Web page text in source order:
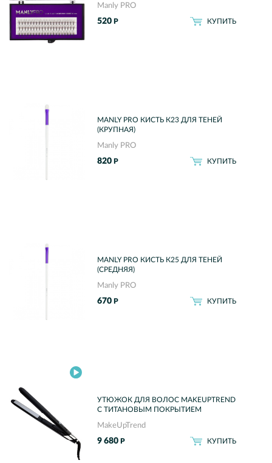
Manly PRO
520Р КУПИТЬ
MANLY PRO КИСТЬ К23 ДЛЯ ТЕНЕЙ
(КРУПНАЯ)
Manly PRO
820Р КУПИТЬ
MANLY PRO КИСТЬ К25 ДЛЯ ТЕНЕЙ
(СРЕДНЯЯ)
Manly PRO
670Р КУПИТЬ
УТЮЖОК ДЛЯ ВОЛОС MAKEUPTREND
С ТИТАНОВЫМ ПОКРЫТИЕМ
MakeUpTrend
9 680Р КУПИТЬ